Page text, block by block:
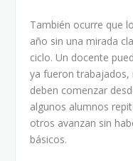
También ocurre que
año sin una mirada
ciclo. Un docente
ya fueron
deben comenzar
algunos alumnos
otros avanzan sin
básicos.